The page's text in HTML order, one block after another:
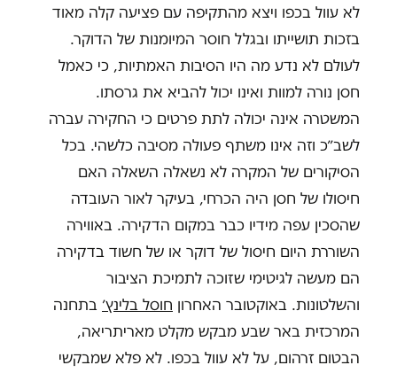
לא עוול בכפו ויצא מהתקיפה עם פציעה קלה מאוד
בזכות תושייתו ובגלל חוסר המיומנות של הדוקר.
לעולם לא נדע מה היו הסיבות האמתיות, כי כאמל
חסן נורה למוות ואינו יכול להביא את גרסתו.
המשטרה אינה יכולה לתת פרטים כי החקירה עברה
לשב״כ וזה אינו משתף פעולה מסיבה כלשהי. בכל
הסיקורים של המקרה לא נשאלה השאלה האם
חיסולו של חסן היה הכרחי, בעיקר לאור העובדה
שהסכין עפה מידיו כבר במקום הדקירה. באווירה
השוררת היום חיסול של דוקר או של חשוד בדקירה
הם מעשה לגיטימי שזוכה לתמיכת הציבור
והשלטונות. באוקטובר האחרון חוסל בלינץ׳ בתחנה
המרכזית באר שבע מבקש מקלט מאריתריאה,
הבטום זרהום, על לא עוול בכפו. לא פלא שמבקשי